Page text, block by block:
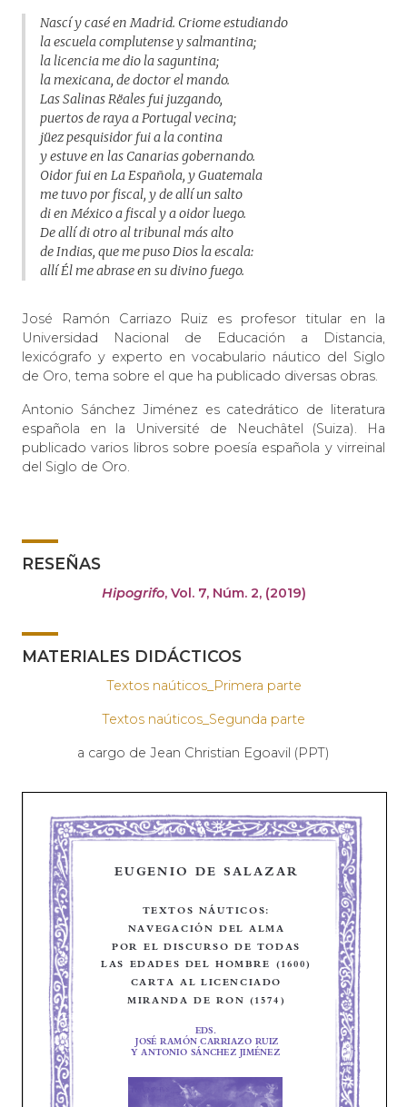
Nascí y casé en Madrid. Criome estudiando
la escuela complutense y salmantina;
la licencia me dio la saguntina;
la mexicana, de doctor el mando.
Las Salinas Rëales fui juzgando,
puertos de raya a Portugal vecina;
jüez pesquisidor fui a la contina
y estuve en las Canarias gobernando.
Oidor fui en La Española, y Guatemala
me tuvo por fiscal, y de allí un salto
di en México a fiscal y a oidor luego.
De allí di otro al tribunal más alto
de Indias, que me puso Dios la escala:
allí Él me abrase en su divino fuego.
José Ramón Carriazo Ruiz es profesor titular en la
Universidad Nacional de Educación a Distancia,
lexicógrafo y experto en vocabulario náutico del Siglo
de Oro, tema sobre el que ha publicado diversas obras.
Antonio Sánchez Jiménez es catedrático de literatura
española en la Université de Neuchâtel (Suiza). Ha
publicado varios libros sobre poesía española y virreinal
del Siglo de Oro.
RESEÑAS
Hipogrifo, Vol. 7, Núm. 2, (2019)
MATERIALES DIDÁCTICOS
Textos naúticos_Primera parte
Textos naúticos_Segunda parte
a cargo de Jean Christian Egoavil (PPT)